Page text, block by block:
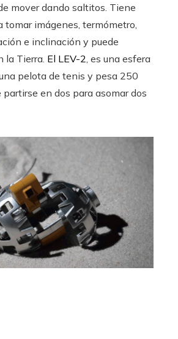
mover dando saltitos. Tiene
tomar imágenes, termómetro,
e inclinación y puede
la Tierra. El LEV-2 , es una esfera
pelota de tenis y pesa 250
partirse en dos para asomar dos